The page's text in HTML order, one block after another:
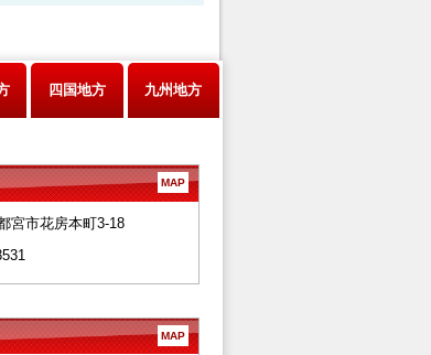
四国地方 九州地方
MAP
宮市花房本町3-18
MAP